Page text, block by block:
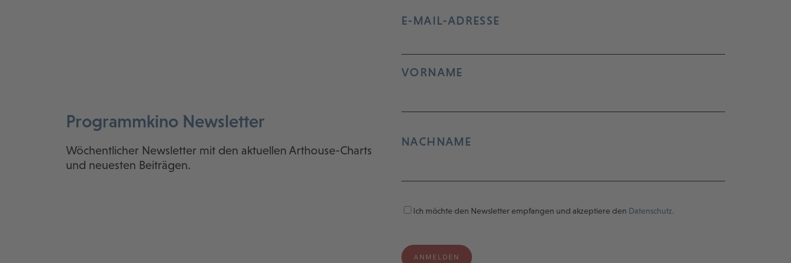
Programmkino Newsletter
Wöchentlicher Newsletter mit den aktuellen Arthouse-Charts
und neuesten Beiträgen.
E-MAIL-ADRESSE
VORNAME
NACHNAME
Ich möchte den Newsletter empfangen und akzeptiere den Datenschutz.